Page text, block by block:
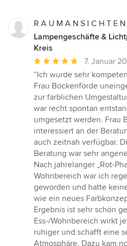
R A U M A N S I C H T E
Lampengeschäfte &
Kreis
Durchschnittliche
Bewertung:
5
von
5
Sternen
7. Januar
“Ich wurde sehr
Frau Böckenförde
zur farblichen
war recht spontan
umgesetzt werden. Frau
interessiert an der
auch zeitnah verfügbar.
Beratung war sehr
Nach jahrelanger „Rot-
Wohnbereich war ich
geworden und hatte
wie ein neues
Ergebnis ist sehr schön
Ess-/Wohnbereich wirkt
ruhiger und schafft eine
Atmosphäre. Dazu kam